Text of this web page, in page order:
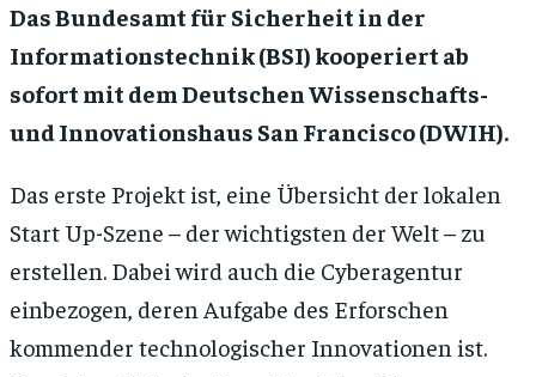
Das Bundesamt für Sicherheit in der
Informationstechnik (BSI) kooperiert ab
sofort mit dem Deutschen Wissenschafts-
und Innovationshaus San Francisco (DWIH).
Das erste Projekt ist, eine Übersicht der lokalen
Start Up-Szene – der wichtigsten der Welt – zu
erstellen. Dabei wird auch die Cyberagentur
einbezogen, deren Aufgabe des Erforschen
kommender technologischer Innovationen ist.